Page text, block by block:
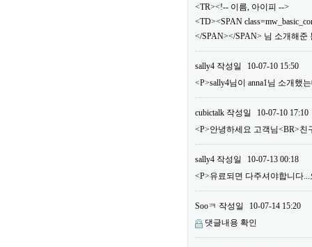
<TR><!-- 이름, 아이피 -->
<TD><SPAN
</SPAN></SPAN> 님 소개해
sally4 작성일
10-07-10 15:50
<P>sally4님이 anna1님 소개했
cubictalk 작성일
10-07-10 17:10
<P>안녕하세요 고객님<BR>친
sally4 작성일
10-07-13 00:18
<P>유료되면 다주셔야합니다
Sooㅋ 작성일
10-07-14 15:20
댓글내용 확인